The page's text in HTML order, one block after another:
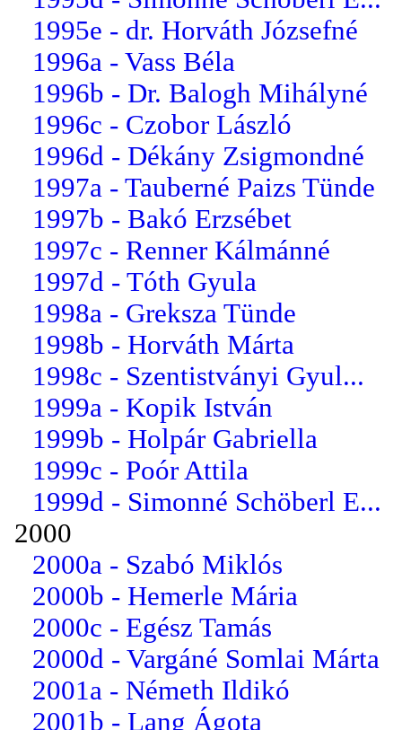
1995e - dr. Horváth Józsefné
1996a - Vass Béla
1996b - Dr. Balogh Mihályné
1996c - Czobor László
1996d - Dékány Zsigmondné
1997a - Tauberné Paizs Tünde
1997b - Bakó Erzsébet
1997c - Renner Kálmánné
1997d - Tóth Gyula
1998a - Greksza Tünde
1998b - Horváth Márta
1998c - Szentistványi Gyul...
1999a - Kopik István
1999b - Holpár Gabriella
1999c - Poór Attila
1999d - Simonné Schöberl E...
2000
2000a - Szabó Miklós
2000b - Hemerle Mária
2000c - Egész Tamás
2000d - Vargáné Somlai Márta
2001a - Németh Ildikó
2001b - Lang Ágota